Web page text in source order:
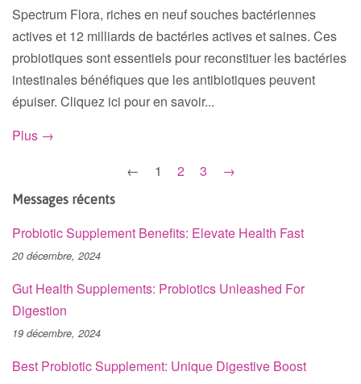
Spectrum Flora, riches en neuf souches bactériennes
actives et 12 milliards de bactéries actives et saines. Ces
probiotiques sont essentiels pour reconstituer les bactéries
intestinales bénéfiques que les antibiotiques peuvent
épuiser. Cliquez ici pour en savoir...
Plus →
←
1 2 3 →
Messages récents
Probiotic Supplement Benefits: Elevate Health Fast
20 décembre, 2024
Gut Health Supplements: Probiotics Unleashed For
Digestion
19 décembre, 2024
Best Probiotic Supplement: Unique Digestive Boost